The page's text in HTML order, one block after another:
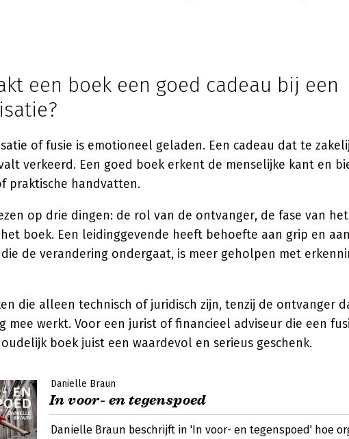
een boek een goed cadeau bij een
of fusie is emotioneel geladen. Een cadeau dat te
verkeerd. Een goed boek erkent de menselijke kant en
praktische handvatten.
op drie dingen: de rol van de ontvanger, de fase van
boek. Een leidinggevende heeft behoefte aan grip en
de verandering ondergaat, is meer geholpen met
die alleen technisch of juridisch zijn, tenzij de ontvanger
mee werkt. Voor een jurist of financieel adviseur die een
boek juist een waardevol en serieus geschenk.
Danielle Braun
In voor- en tegenspoed
Danielle Braun beschrijft in 'In voor- en tegenspoed' hoe